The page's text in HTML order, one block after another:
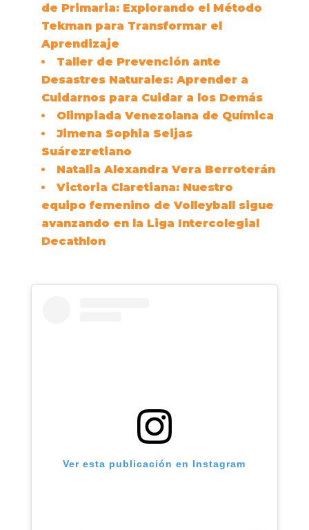
de Primaria: Explorando el Método
Tekman para Transformar el
Aprendizaje
Taller de Prevención ante
Desastres Naturales: Aprender a
Cuidarnos para Cuidar a los Demás
Olimpiada Venezolana de Química
Jimena Sophia Seijas
Suárezretiano
Natalia Alexandra Vera Berroterán
Victoria Claretiana: Nuestro
equipo femenino de Volleyball sigue
avanzando en la Liga Intercolegial
Decathlon
Ver esta publicación en Instagram